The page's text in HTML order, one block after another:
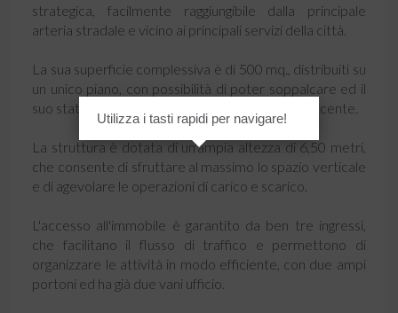
strategica, facilmente raggiungibile dalla principale
arteria stradale e vicino ai principali servizi della città.
La sua superficie complessiva è di 500 mq., distribuiti su
un unico piano, con possibilità di poter soppalcare ed il
suo stato di conservazione è buono, in quanto recente.
La struttura è dotata di un'ampia altezza di 6,50 metri,
che consente di sfruttare al massimo lo spazio verticale
e di agevolare le operazioni di carico e scarico.
L'accesso all'immobile è garantito da ben tre ingressi,
che facilitano il flusso di traffico e permettono di
organizzare le attività in modo efficiente, con due ampi
portoni ed ha già due vani ufficio.
Utilizza i tasti rapidi per navigare!